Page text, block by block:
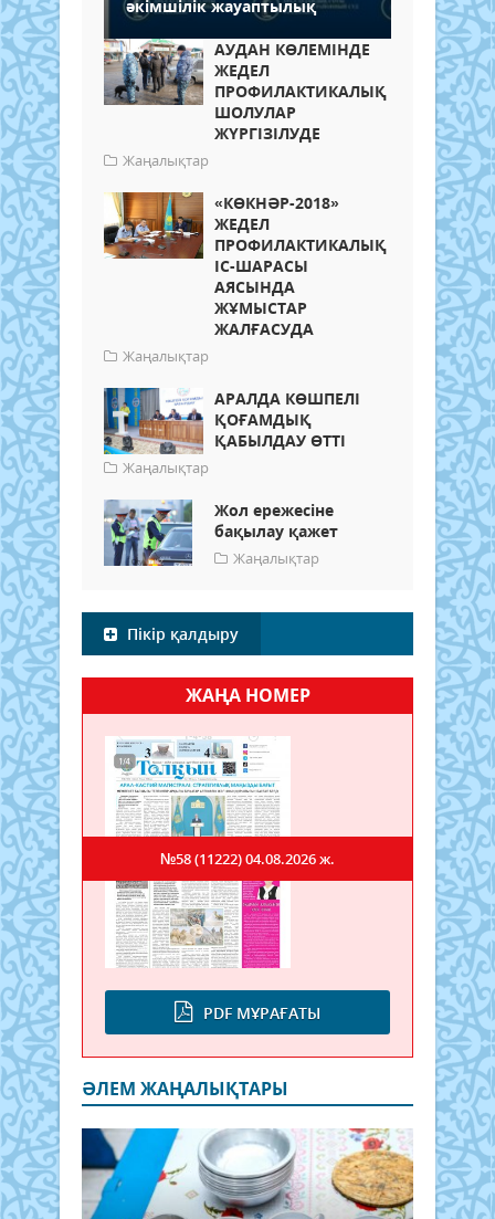
әкімшілік жауаптылық
АУДАН КӨЛЕМІНДЕ
ЖЕДЕЛ
ПРОФИЛАКТИКАЛЫҚ
ШОЛУЛАР
ЖҮРГІЗІЛУДЕ
Жаңалықтар
«КӨКНӘР-2018»
ЖЕДЕЛ
ПРОФИЛАКТИКАЛЫҚ
ІС-ШАРАСЫ
АЯСЫНДА
ЖҰМЫСТАР
ЖАЛҒАСУДА
Жаңалықтар
АРАЛДА КӨШПЕЛІ
ҚОҒАМДЫҚ
ҚАБЫЛДАУ ӨТТІ
Жаңалықтар
Жол ережесіне
бақылау қажет
Жаңалықтар
Пікір қалдыру
ЖАҢА НОМЕР
PDF МҰРАҒАТЫ
№58 (11222)04.08.2026 ж.
ӘЛЕМ ЖАҢАЛЫҚТАРЫ